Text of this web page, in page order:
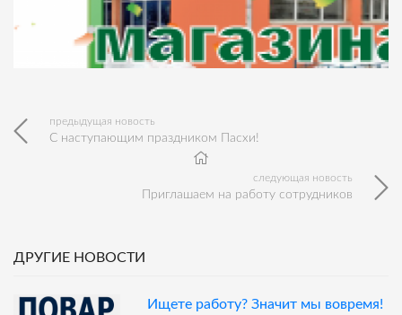
предыдущая новость
С наступающим праздником Пасхи!
следующая новость
Приглашаем на работу сотрудников
ДРУГИЕ НОВОСТИ
Ищете работу? Значит мы вовремя!